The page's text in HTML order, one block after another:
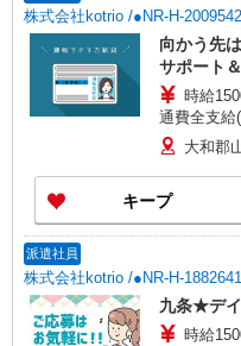
株式会社kotrio /●NR-H-2009542
向かう先
サポート
時給
通費全支給
大和郡
キープ
派遣社員
株式会社kotrio /●NR-H-1882641
九条★デイ
時給